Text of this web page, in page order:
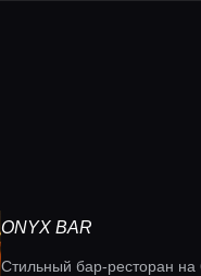
ONYX BAR
Стильный бар-ресторан